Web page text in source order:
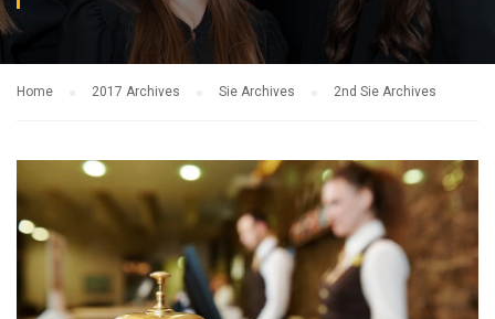
Home 2017 Archives Sie Archives 2nd Sie Archives